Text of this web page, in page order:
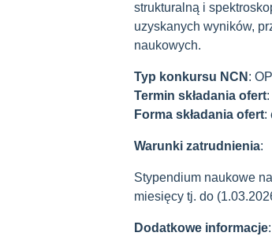
strukturalną i
uzyskanych wyników,
naukowych.
Typ konkursu NCN :
Termin składania ofert
Forma składania ofert:
Warunki zatrudnienia:
Stypendium naukowe
miesięcy tj. do
Dodatkowe informacje: